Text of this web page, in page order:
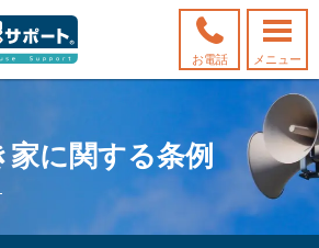
メニュー
お電話
に関する条例